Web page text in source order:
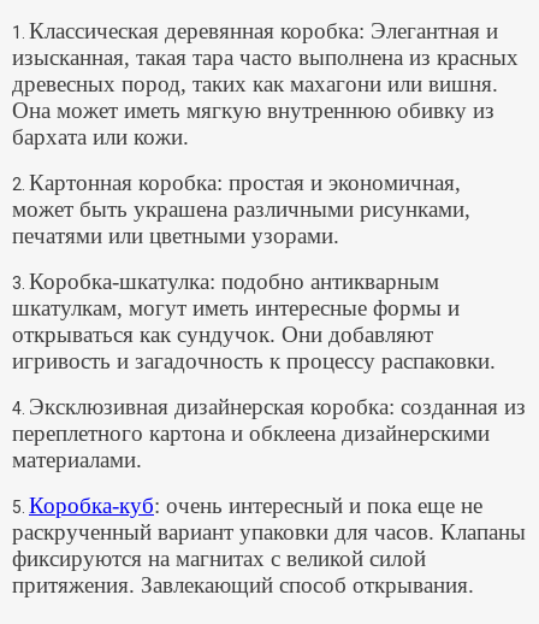
1. Классическая деревянная коробка: Элегантная и
изысканная, такая тара часто выполнена из красных
древесных пород, таких как махагони или вишня.
Она может иметь мягкую внутреннюю обивку из
бархата или кожи.
2. Картонная коробка: простая и экономичная,
может быть украшена различными рисунками,
печатями или цветными узорами.
3. Коробка-шкатулка: подобно антикварным
шкатулкам, могут иметь интересные формы и
открываться как сундучок. Они добавляют
игривость и загадочность к процессу распаковки.
4. Эксклюзивная дизайнерская коробка: созданная из
переплетного картона и обклеена дизайнерскими
материалами.
5. Коробка-куб: очень интересный и пока еще не
раскрученный вариант упаковки для часов. Клапаны
фиксируются на магнитах с великой силой
притяжения. Завлекающий способ открывания.